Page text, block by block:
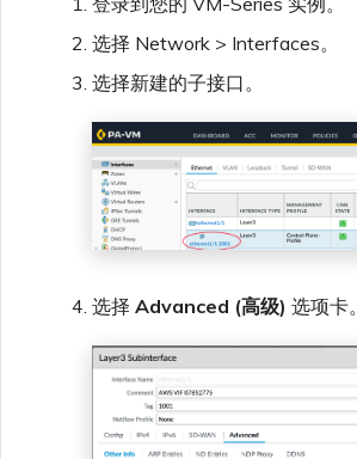
选择 Network > Interfaces。
选择新建的子接口。
选择 Advanced (高级) 选项卡。